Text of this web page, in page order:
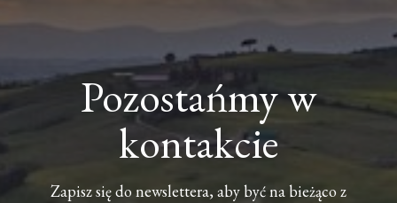
Pozostańmy w
kontakcie
Zapisz się do newslettera, aby być na bieżąco z